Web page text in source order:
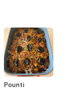
Pounti